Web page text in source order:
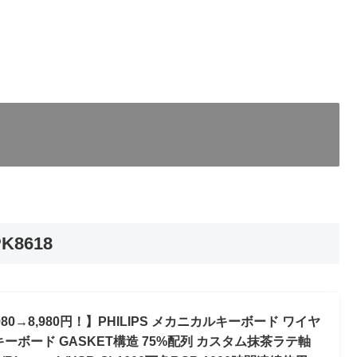
円！】PHILIPS メカニカルキーボード ワイヤ
ーボード GASKET構造 75%配列 カスタム抹茶ラテ軸